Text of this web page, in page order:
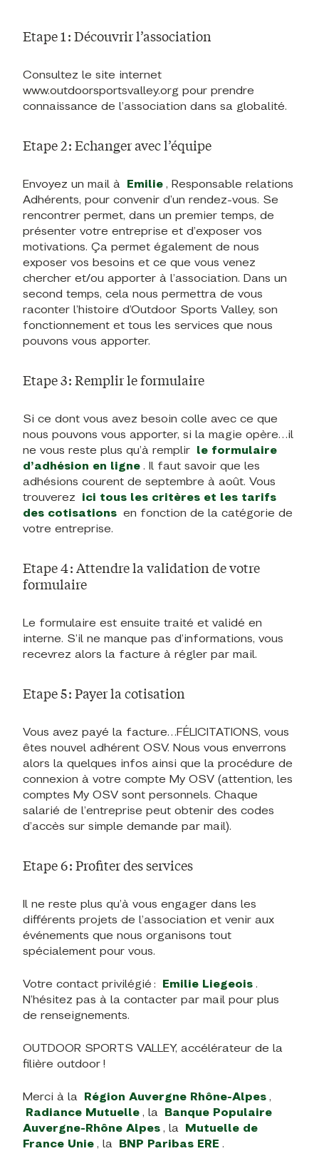
Etape 1 : Découvrir l’association
Consultez le site internet
www.outdoorsportsvalley.org pour prendre
connaissance de l’association dans sa globalité.
Etape 2 : Echanger avec l’équipe
Envoyez un mail à Emilie , Responsable relations
Adhérents, pour convenir d’un rendez-vous. Se
rencontrer permet, dans un premier temps, de
présenter votre entreprise et d’exposer vos
motivations. Ça permet également de nous
exposer vos besoins et ce que vous venez
chercher et/ou apporter à l’association. Dans un
second temps, cela nous permettra de vous
raconter l’histoire d’Outdoor Sports Valley, son
fonctionnement et tous les services que nous
pouvons vous apporter.
Etape 3 : Remplir le formulaire
Si ce dont vous avez besoin colle avec ce que
nous pouvons vous apporter, si la magie opère…il
ne vous reste plus qu’à remplir le formulaire
d’adhésion en ligne . Il faut savoir que les
adhésions courent de septembre à août. Vous
trouverez ici tous les critères et les tarifs
des cotisations en fonction de la catégorie de
votre entreprise.
Etape 4 : Attendre la validation de votre
formulaire
Le formulaire est ensuite traité et validé en
interne. S’il ne manque pas d’informations, vous
recevrez alors la facture à régler par mail.
Etape 5 : Payer la cotisation
Vous avez payé la facture…FÉLICITATIONS, vous
êtes nouvel adhérent OSV. Nous vous enverrons
alors la quelques infos ainsi que la procédure de
connexion à votre compte My OSV (attention, les
comptes My OSV sont personnels. Chaque
salarié de l’entreprise peut obtenir des codes
d’accès sur simple demande par mail).
Etape 6 : Profiter des services
Il ne reste plus qu’à vous engager dans les
différents projets de l’association et venir aux
événements que nous organisons tout
spécialement pour vous.
Votre contact privilégié : Emilie Liegeois .
N’hésitez pas à la contacter par mail pour plus
de renseignements.
OUTDOOR SPORTS VALLEY, accélérateur de la
filière outdoor !
Merci à la Région Auvergne Rhône-Alpes ,
Radiance Mutuelle , la Banque Populaire
Auvergne-Rhône Alpes , la Mutuelle de
France Unie , la BNP Paribas ERE .